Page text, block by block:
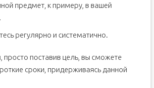
предмет, к примеру, в вашей
регулярно и систематично.
поставив цель, вы сможете
сроки, придерживаясь данной